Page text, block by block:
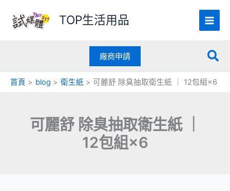
要
TOP生活用品
廠商申請
搜
尋
首頁 blog 衛生紙 可麗舒 除臭抽取衛生紙 ｜ 12包組×6
可麗舒 除臭抽取衛生紙 ｜
12包組×6